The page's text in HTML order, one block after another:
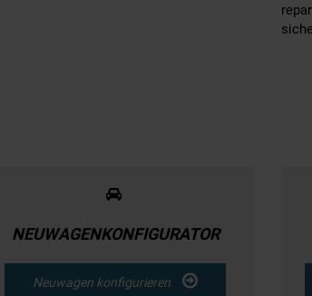
NEUWAGENKONFIGURATOR
Neuwagen konfigurieren